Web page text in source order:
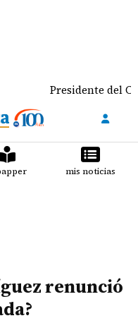
Presidente del Consejo
mis noticias
renunció